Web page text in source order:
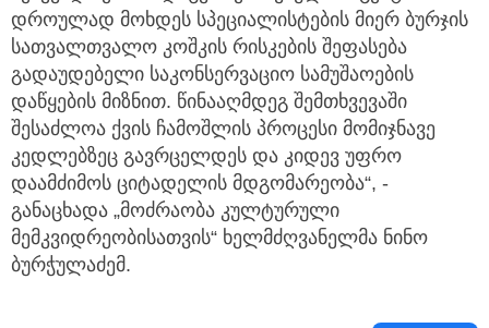
დროულად მოხდეს სპეციალისტების მიერ ბურჯის
სათვალთვალო კოშკის რისკების შეფასება
გადაუდებელი საკონსერვაციო სამუშაოების
დაწყების მიზნით. წინააღმდეგ შემთხვევაში
შესაძლოა ქვის ჩამოშლის პროცესი მომიჯნავე
კედლებზეც გავრცელდეს და კიდევ უფრო
დაამძიმოს ციტადელის მდგომარეობა“, -
განაცხადა „მოძრაობა კულტურული
მემკვიდრეობისათვის“ ხელმძღვანელმა ნინო
ბურჭულაძემ.